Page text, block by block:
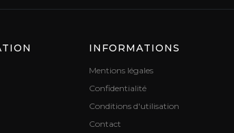
INFORMATIONS
Mentions légales
Confidentialité
Conditions d'utilisation
Contact